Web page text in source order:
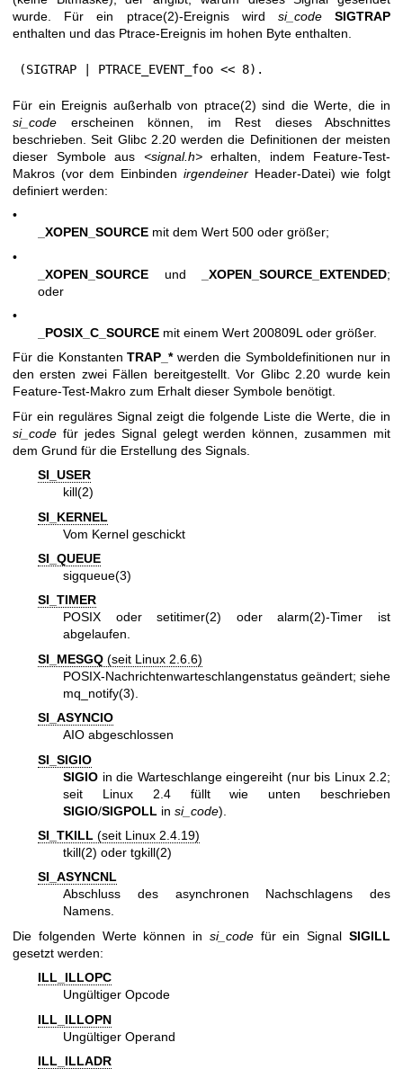
wurde. Für ein ptrace(2)-Ereignis wird si_code
SIGTRAP
enthalten und das Ptrace-Ereignis im hohen Byte enthalten.
(SIGTRAP | PTRACE_EVENT_foo << 8).
Für ein Ereignis außerhalb von ptrace(2) sind die Werte, die in
si_code erscheinen können, im Rest dieses Abschnittes
beschrieben. Seit Glibc 2.20 werden die Definitionen der meisten
dieser Symbole aus <signal.h>erhalten, indem Feature-Test-
Makros (vor dem Einbinden irgendeinerHeader-Datei) wie folgt
definiert werden:
•
_XOPEN_SOURCE mit dem Wert 500 oder größer;
•
_XOPEN_SOURCE und _XOPEN_SOURCE_EXTENDED;
oder
•
_POSIX_C_SOURCE mit einem Wert 200809L oder größer.
Für die KonstantenTRAP_*werden die Symboldefinitionen nur in
den ersten zwei Fällen bereitgestellt. Vor Glibc 2.20 wurde kein
Feature-Test-Makro zum Erhalt dieser Symbole benötigt.
Für ein reguläres Signal zeigt die folgende Liste die Werte, die in
si_code für jedes Signal gelegt werden können, zusammen mit
dem Grund für die Erstellung des Signals.
SI_USER
kill(2)
SI_KERNEL
Vom Kernel geschickt
SI_QUEUE
sigqueue(3)
SI_TIMER
POSIX odersetitimer(2) oderalarm(2)-Timer ist
abgelaufen.
SI_MESGQ (seit Linux 2.6.6)
POSIX-Nachrichtenwarteschlangenstatus geändert; siehe
mq_notify(3)
SI_ASYNCIO
AIO abgeschlossen
SI_SIGIO
SIGIO in die Warteschlange eingereiht (nur bis Linux 2.2;
seit Linux 2.4 füllt wie unten beschrieben
SIGIO/SIGPOLL in si_code).
SI_TKILL (seit Linux 2.4.19)
tkill(2) oder tgkill(2)
SI_ASYNCNL
Abschluss des asynchronen Nachschlagens des
Namens.
Die folgenden Werte können in si_codefür ein SignalSIGILL
gesetzt werden:
ILL_ILLOPC
Ungültiger Opcode
ILL_ILLOPN
Ungültiger Operand
ILL_ILLADR